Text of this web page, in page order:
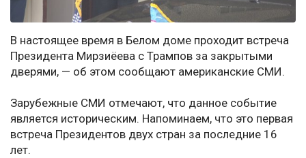
В настоящее время в Белом доме проходит встреча
Президента Мирзиёева с Трампов за закрытыми
дверями, — об этом сообщают американские СМИ.
Зарубежные СМИ отмечают, что данное событие
является историческим. Напоминаем, что это первая
встреча Президентов двух стран за последние 16
лет.